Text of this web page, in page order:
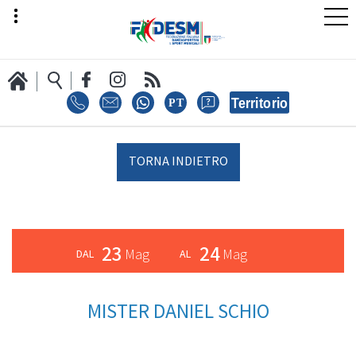
LA FEDERAZIONE
AREA SPORT
AREA TECNICA
TORNA INDIETRO
23 Mag 24 Mag
MISTER DANIEL SCHIO